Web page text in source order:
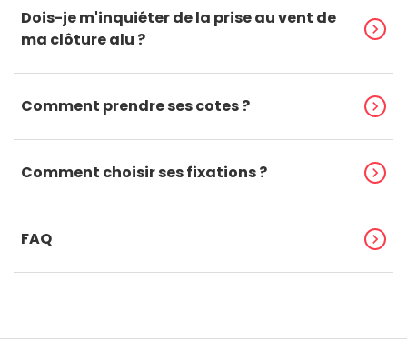
Dois-je m'inquiéter de la prise au vent de
ma clôture alu ?
chevron_right
Comment prendre ses cotes ? chevron_right
Comment choisir ses fixations ? chevron_right
FAQ chevron_right